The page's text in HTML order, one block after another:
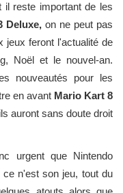
il reste important de les
Deluxe, on ne peut pas
jeux feront l'actualité de
Noël et le nouvel-an.
nouveautés pour les
en avant Mario Kart 8
auront sans doute droit
urgent que Nintendo
ce n'est son jeu, tout du